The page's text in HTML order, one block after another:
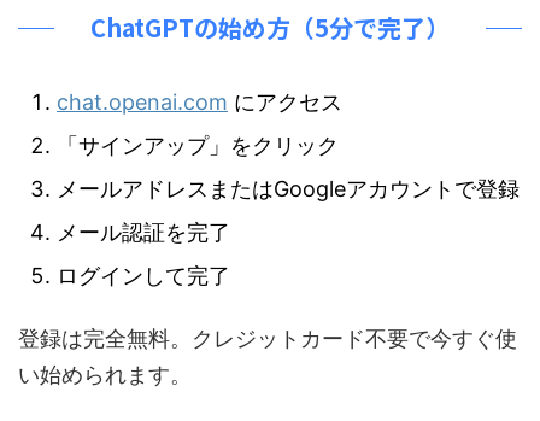
ChatGPTの始め方（5分で完了）
chat.openai.com にアクセス
「サインアップ」をクリック
メールアドレスまたはGoogleアカウントで登録
メール認証を完了
ログインして完了
登録は完全無料。クレジットカード不要で今すぐ使
い始められます。